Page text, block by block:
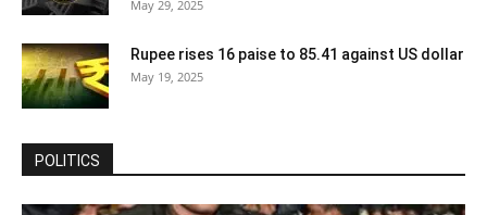
May 29, 2025
Rupee rises 16 paise to 85.41 against US dollar
May 19, 2025
POLITICS